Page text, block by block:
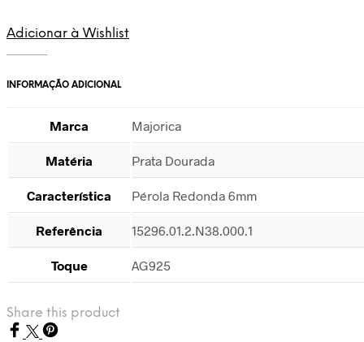
Adicionar à Wishlist
INFORMAÇÃO ADICIONAL
Marca Majorica
Matéria Prata Dourada
Característica Pérola Redonda 6mm
Referência 15296.01.2.N38.000.1
Toque AG925
Share this product